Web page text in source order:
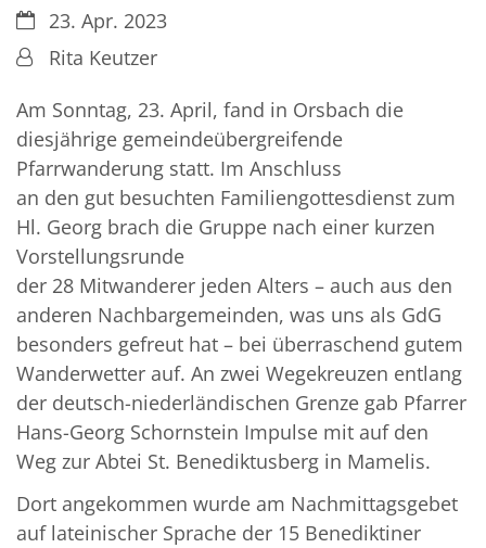
Datum:23. Apr. 2023
Von:Rita Keutzer
Am Sonntag, 23. April, fand in Orsbach die
diesjährige gemeindeübergreifende
Pfarrwanderung statt. Im Anschluss
an den gut besuchten Familiengottesdienst zum
Hl. Georg brach die Gruppe nach einer kurzen
Vorstellungsrunde
der 28 Mitwanderer jeden Alters – auch aus den
anderen Nachbargemeinden, was uns als GdG
besonders gefreut hat – bei überraschend gutem
Wanderwetter auf. An zwei Wegekreuzen entlang
der deutsch-niederländischen Grenze gab Pfarrer
Hans-Georg Schornstein Impulse mit auf den
Weg zur Abtei St. Benediktusberg in Mamelis.
Dort angekommen wurde am Nachmittagsgebet
auf lateinischer Sprache der 15 Benediktiner